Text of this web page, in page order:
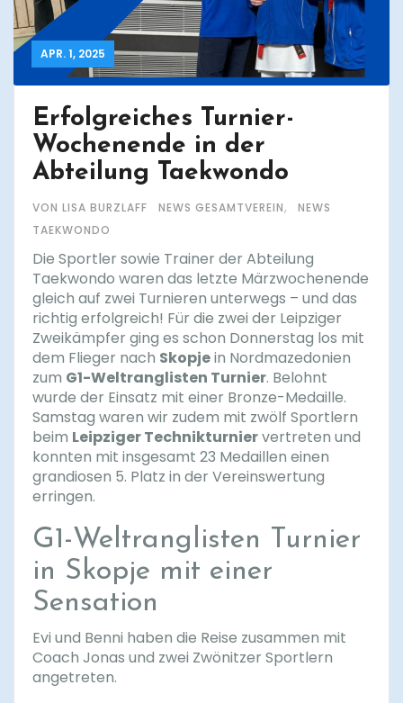
APR. 1, 2025
Erfolgreiches Turnier-
Wochenende in der
Abteilung Taekwondo
VON LISA BURZLAFF NEWS GESAMTVEREIN,
NEWS
TAEKWONDO
Die Sportler sowie Trainer der Abteilung
Taekwondo waren das letzte Märzwochenende
gleich auf zwei Turnieren unterwegs – und das
richtig erfolgreich! Für die zwei der Leipziger
Zweikämpfer ging es schon Donnerstag los mit
dem Flieger nach Skopjein Nordmazedonien
zum G1-Weltranglisten Turnier. Belohnt
wurde der Einsatz mit einer Bronze-Medaille.
Samstag waren wir zudem mit zwölf Sportlern
beim Leipziger Technikturniervertreten und
konnten mit insgesamt 23 Medaillen einen
grandiosen 5. Platz in der Vereinswertung
erringen.
G1-Weltranglisten Turnier
in Skopje mit einer
Sensation
Evi und Benni haben die Reise zusammen mit
Coach Jonas und zwei Zwönitzer Sportlern
angetreten.